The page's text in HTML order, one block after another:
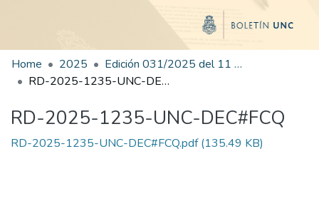
Home 2025
Edición 031/2025 del 11 de agosto de 2025
RD-2025-1235-UNC-DEC#FCQ
RD-2025-1235-UNC-DEC#FCQ
RD-2025-1235-UNC-DEC#FCQ.pdf(135.49 KB)